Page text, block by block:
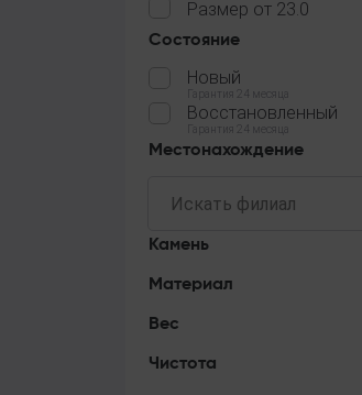
Размер от 23.0
Состояние
Новый
Гарантия 24 месяца
Восстановленный
Гарантия 24 месяца
Местонахождение
Камень
Материал
Вес
Чистота